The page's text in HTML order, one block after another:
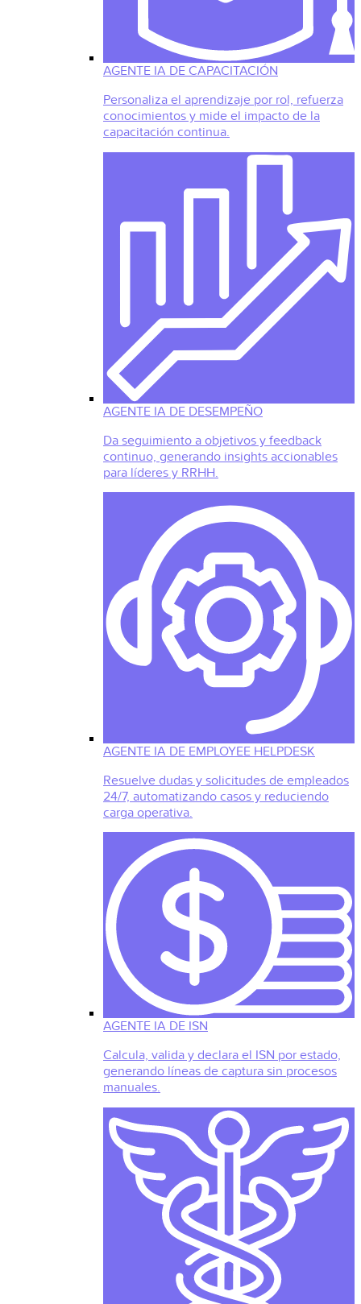
AGENTE IA DE CAPACITACIÓN
Personaliza el aprendizaje por rol, refuerza
conocimientos y mide el impacto de la
capacitación continua.
AGENTE IA DE DESEMPEÑO
Da seguimiento a objetivos y feedback
continuo, generando insights accionables
para líderes y RRHH.
AGENTE IA DE EMPLOYEE HELPDESK
Resuelve dudas y solicitudes de empleados
24/7, automatizando casos y reduciendo
carga operativa.
AGENTE IA DE ISN
Calcula, valida y declara el ISN por estado,
generando líneas de captura sin procesos
manuales.